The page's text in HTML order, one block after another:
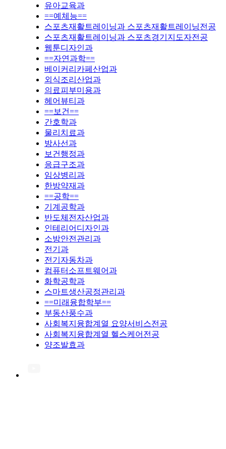
유아교육과
==예체능==
스포츠재활트레이닝과 스포츠재활트레이닝전공
스포츠재활트레이닝과 스포츠경기지도자전공
웹툰디자인과
==자연과학==
베이커리카페산업과
외식조리산업과
의료피부미용과
헤어뷰티과
==보건==
간호학과
물리치료과
방사선과
보건행정과
응급구조과
임상병리과
한방약재과
==공학==
기계공학과
반도체전자산업과
인테리어디자인과
소방안전관리과
전기과
전기자동차과
컴퓨터소프트웨어과
화학공학과
스마트생산공정관리과
==미래융합학부==
부동산풍수과
사회복지융합계열 요양서비스전공
사회복지융합계열 헬스케어전공
양조발효과